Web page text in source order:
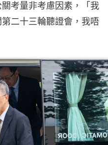
考量非考慮因素，「我
二十三輪聽證會，我唔